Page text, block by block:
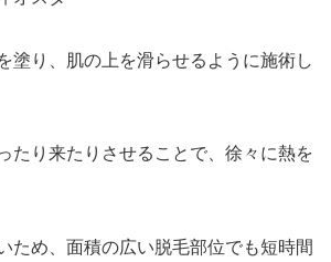
塗り、肌の上を滑らせるように施術し
たり来たりさせることで、徐々に熱を
ため、面積の広い脱毛部位でも短時間